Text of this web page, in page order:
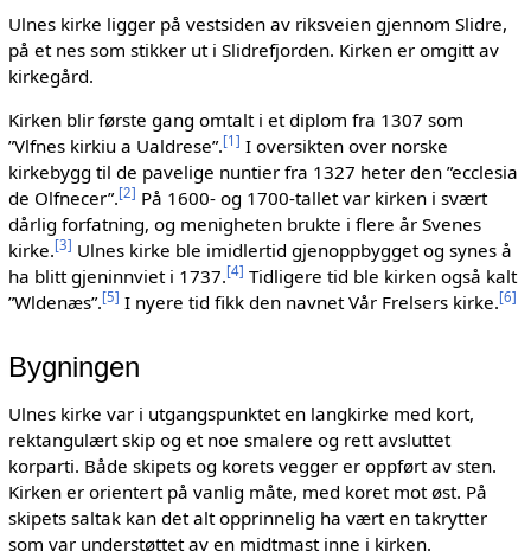
Ulnes kirke ligger på vestsiden av riksveien gjennom Slidre,
på et nes som stikker ut i Slidrefjorden. Kirken er omgitt av
kirkegård.
Kirken blir første gang omtalt i et diplom fra 1307 som
”Vlfnes kirkiu a Ualdrese”.[1 ] I oversikten over norske
kirkebygg til de pavelige nuntier fra 1327 heter den ”ecclesia
de Olfnecer”.[2] På 1600- og 1700-tallet var kirken i svært
dårlig forfatning, og menigheten brukte i flere år Svenes
kirke.[3] Ulnes kirke ble imidlertid gjenoppbygget og synes å
ha blitt gjeninnviet i 1737.[4] Tidligere tid ble kirken også kalt
”Wldenæs”.[5] I nyere tid fikk den navnet Vår Frelsers kirke.[6]
Bygningen
Ulnes kirke var i utgangspunktet en langkirke med kort,
rektangulært skip og et noe smalere og rett avsluttet
korparti. Både skipets og korets vegger er oppført av sten.
Kirken er orientert på vanlig måte, med koret mot øst. På
skipets saltak kan det alt opprinnelig ha vært en takrytter
som var understøttet av en midtmast inne i kirken.